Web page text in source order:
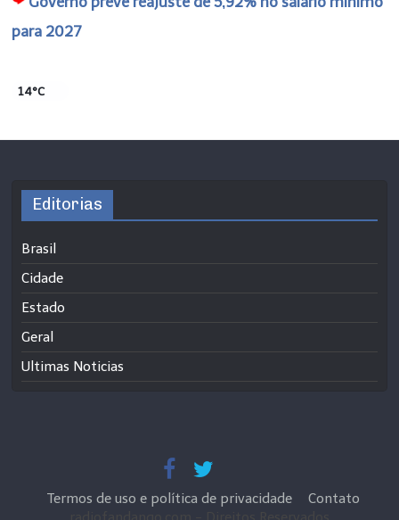
para 2027
14°C
Editorias
Brasil
Cidade
Estado
Geral
Ultimas Noticias
Termos de uso e política de privacidade
Contato